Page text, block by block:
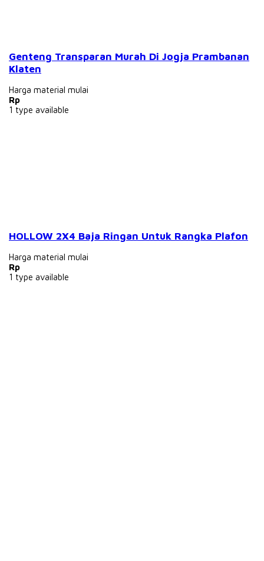
Genteng Transparan Murah Di Jogja Prambanan
Klaten
Harga material mulai
Rp
1 type available
HOLLOW 2X4 Baja Ringan Untuk Rangka Plafon
Harga material mulai
Rp
1 type available